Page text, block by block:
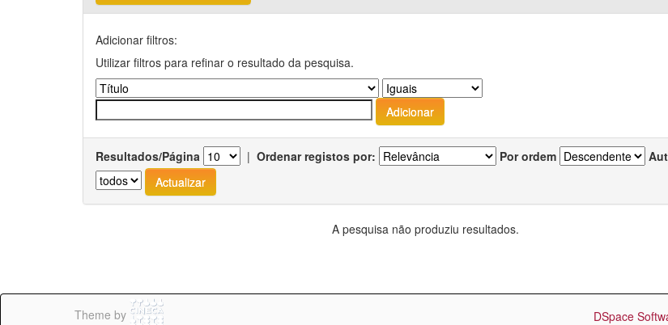
Adicionar filtros:
Utilizar filtros para refinar o resultado da pesquisa.
Resultados/Página | Ordenar registos por: Por ordem
A pesquisa não produziu resultados.
Theme by DSpace